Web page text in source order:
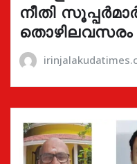
നീതി
തൊഴിലവസരം